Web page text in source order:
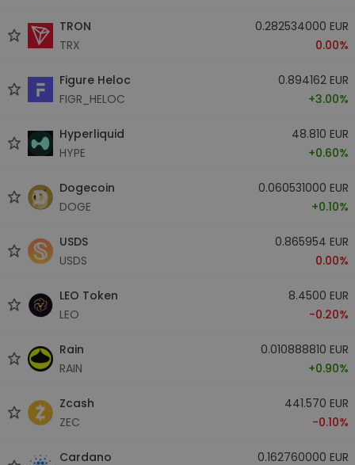
TRON
TRX
0.282534000 EUR
0.00%
Figure Heloc
FIGR_HELOC
0.894162 EUR
+3.00%
Hyperliquid
HYPE
48.810 EUR
+0.60%
Dogecoin
DOGE
0.060531000 EUR
+0.10%
USDS
USDS
0.865954 EUR
0.00%
LEO Token
LEO
8.4500 EUR
-0.20%
Rain
RAIN
0.010888810 EUR
+0.90%
Zcash
ZEC
441.570 EUR
-0.10%
Cardano
0.162760000 EUR